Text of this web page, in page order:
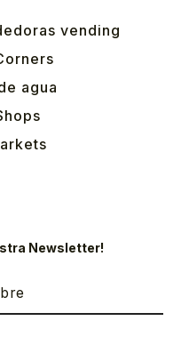
vending
agua
Newsletter!